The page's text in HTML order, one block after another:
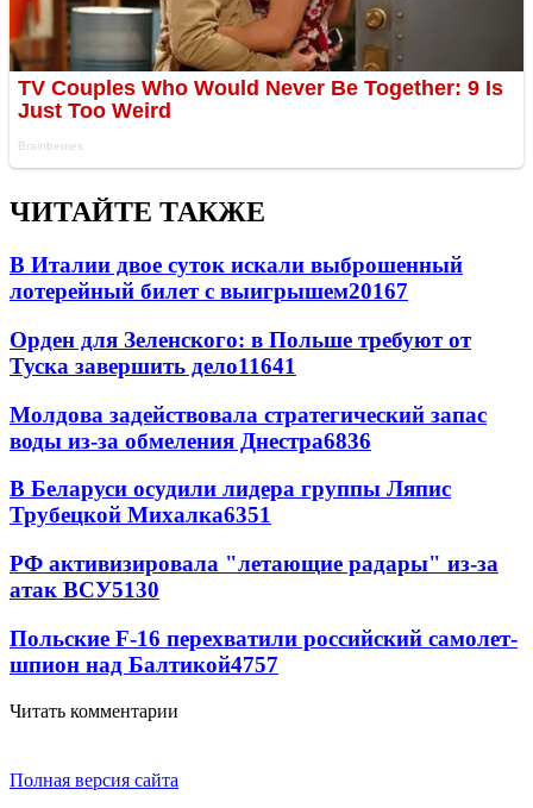
ЧИТАЙТЕ ТАКЖЕ
В Италии двое суток искали выброшенный
лотерейный билет с выигрышем20167
Орден для Зеленского: в Польше требуют от
Туска завершить дело11641
Молдова задействовала стратегический запас
воды из-за обмеления Днестра6836
В Беларуси осудили лидера группы Ляпис
Трубецкой Михалка6351
РФ активизировала "летающие радары" из-за
атак ВСУ5130
Польские F-16 перехватили российский самолет-
шпион над Балтикой4757
Читать комментарии
Полная версия сайта